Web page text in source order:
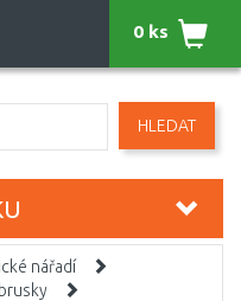
HLEDAT
0 ks
nářadí